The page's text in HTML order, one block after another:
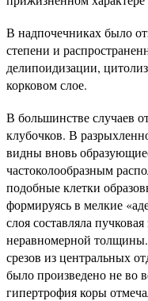
В надпочечниках было
степени и
делипоидизации,
корковом слое.
В большинстве случаев
клубочков. В
видны вновь
частоколообразным
подобные клетки
формируясь в мелкие
слоя составляла
неравномерной
срезов из центральных
было произведено не во
гипертрофия коры